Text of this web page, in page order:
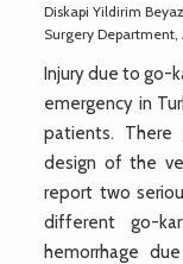
Diskapi Yildirim
Surgery
Injury due to go-
emergency in
patients.
design of the
report two
different go-
hemorrhage